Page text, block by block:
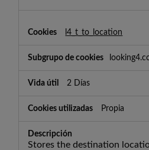
l4_t_to_location
2 Días
Propia
Stores the destination